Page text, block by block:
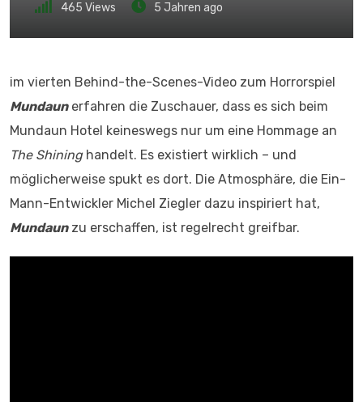
465 Views 5 Jahren ago
im vierten Behind-the-Scenes-Video zum Horrorspiel
Mundaunerfahren die Zuschauer, dass es sich beim
Mundaun Hotel keineswegs nur um eine Hommage an
The Shininghandelt. Es existiert wirklich – und
möglicherweise spukt es dort. Die Atmosphäre, die Ein-
Mann-Entwickler Michel Ziegler dazu inspiriert hat,
Mundaunzu erschaffen, ist regelrecht greifbar.